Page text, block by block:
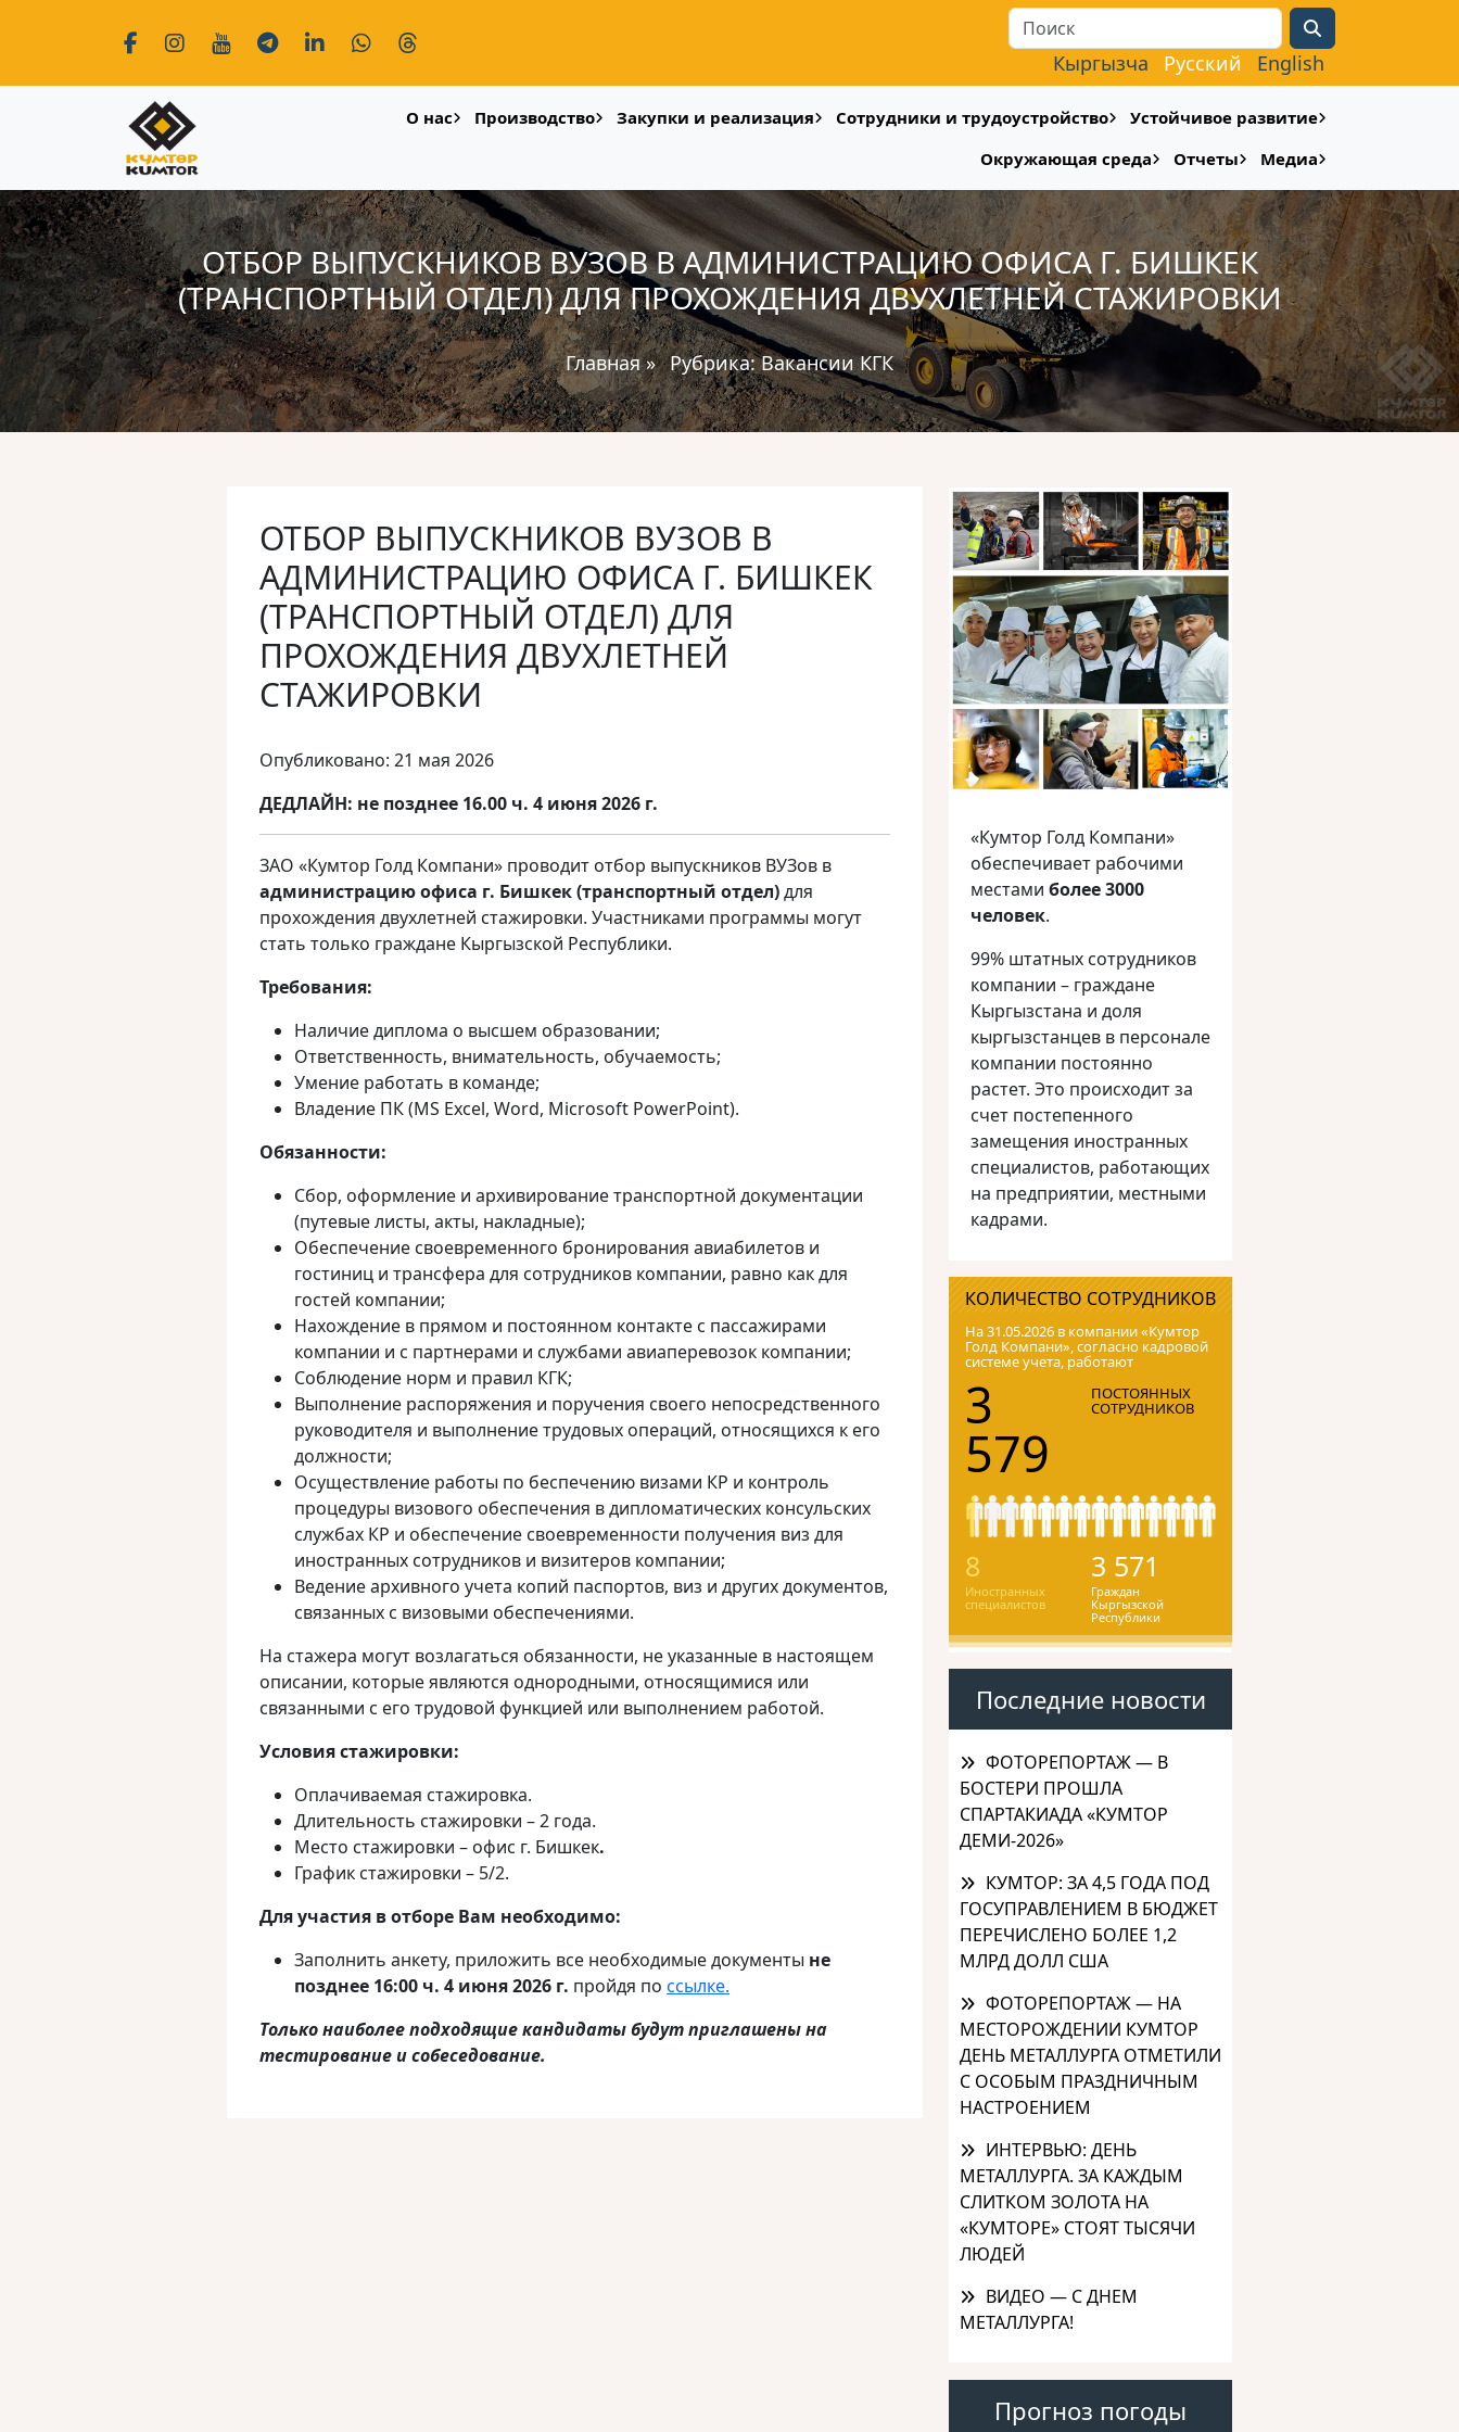
Search
Кыргызча Русский English
О нас Производство Закупки и реализация Сотрудники и трудоустройство
Устойчивое развитие
Окружающая среда
Отчеты Медиа
ОТБОР ВЫПУСКНИКОВ ВУЗОВ В АДМИНИСТРАЦИЮ ОФИСА Г. БИШКЕК
(ТРАНСПОРТНЫЙ ОТДЕЛ) ДЛЯ ПРОХОЖДЕНИЯ ДВУХЛЕТНЕЙ СТАЖИРОВКИ
Главная» Рубрика:Вакансии КГК
ОТБОР ВЫПУСКНИКОВ ВУЗОВ В
АДМИНИСТРАЦИЮ ОФИСА Г. БИШКЕК
(ТРАНСПОРТНЫЙ ОТДЕЛ) ДЛЯ
ПРОХОЖДЕНИЯ ДВУХЛЕТНЕЙ
СТАЖИРОВКИ
Опубликовано: 21 мая 2026
ДЕДЛАЙН: не позднее 16.00 ч. 4 июня2026 г.
ЗАО «Кумтор Голд Компани» проводит отбор выпускников ВУЗов в
администрацию офиса г. Бишкек (транспортный отдел)для
прохождения двухлетней стажировки. Участниками программы могут
стать только граждане Кыргызской Республики.
Требования:
Наличие диплома о высшем образовании;
Ответственность, внимательность, обучаемость;
Умение работать в команде;
Владение ПК (MS Excel, Word, Microsoft PowerPoint).
Обязанности:
Сбор, оформление и архивирование транспортной документации
(путевые листы, акты, накладные);
Обеспечение своевременного бронирования авиабилетов и
гостиниц и трансфера для сотрудников компании, равно как для
гостей компании;
Нахождение в прямом и постоянном контакте с пассажирами
компании и с партнерами и службами авиаперевозок компании;
Соблюдение норм и правил КГК;
Выполнение распоряжения и поручения своего непосредственного
руководителя и выполнение трудовых операций, относящихся к его
должности;
Осуществление работы по беспечению визами КР и контроль
процедуры визового обеспечения в дипломатических консульских
службах КР и обеспечение своевременности получения виз для
иностранных сотрудников и визитеров компании;
Ведение архивного учета копий паспортов, виз и других документов,
связанных с визовыми обеспечениями.
На стажера могут возлагаться обязанности, не указанные в настоящем
описании, которые являются однородными, относящимися или
связанными с его трудовой функцией или выполнением работой.
Условия стажировки:
Оплачиваемая стажировка.
Длительность стажировки – 2 года.
Место стажировки – офис г. Бишкек.
График стажировки – 5/2.
Для участия в отборе Вам необходимо:
Заполнить анкету, приложить все необходимые документы не
позднее 16:00 ч. 4 июня 2026 г. пройдя по ссылке.
Только наиболее подходящие кандидаты будут приглашены на
тестирование и собеседование.
«Кумтор Голд Компани»
обеспечивает рабочими
местами более 3000
человек.
99% штатных сотрудников
компании – граждане
Кыргызстана и доля
кыргызстанцев в персонале
компании постоянно
растет. Это происходит за
счет постепенного
замещения иностранных
специалистов, работающих
на предприятии, местными
кадрами.
КОЛИЧЕСТВО СОТРУДНИКОВ
На 31.05.2026 в компании «Кумтор
Голд Компани», согласно кадровой
системе учета, работают
3
579
ПОСТОЯННЫХ
СОТРУДНИКОВ
8
Иностранных
специалистов
3 571
Граждан
Кыргызской
Республики
Последние новости
ФОТОРЕПОРТАЖ — В
БОСТЕРИ ПРОШЛА
СПАРТАКИАДА «КУМТОР
ДЕМИ-2026»
КУМТОР: ЗА 4,5 ГОДА ПОД
ГОСУПРАВЛЕНИЕМ В БЮДЖЕТ
ПЕРЕЧИСЛЕНО БОЛЕЕ 1,2
МЛРД ДОЛЛ США
ФОТОРЕПОРТАЖ — НА
МЕСТОРОЖДЕНИИ КУМТОР
ДЕНЬ МЕТАЛЛУРГА ОТМЕТИЛИ
С ОСОБЫМ ПРАЗДНИЧНЫМ
НАСТРОЕНИЕМ
ИНТЕРВЬЮ: ДЕНЬ
МЕТАЛЛУРГА. ЗА КАЖДЫМ
СЛИТКОМ ЗОЛОТА НА
«КУМТОРЕ» СТОЯТ ТЫСЯЧИ
ЛЮДЕЙ
ВИДЕО — С ДНЕМ
МЕТАЛЛУРГА!
Прогноз погоды